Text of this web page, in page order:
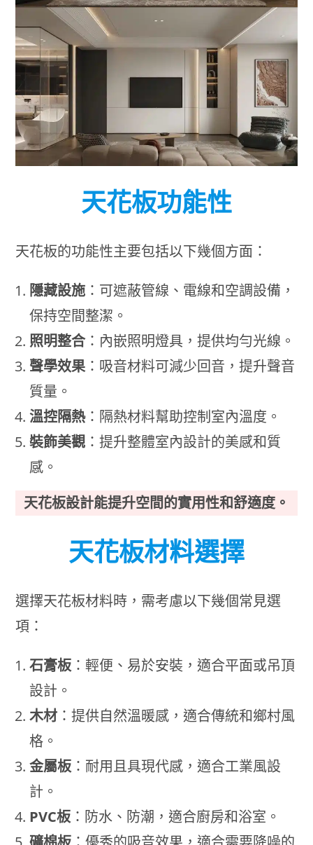
天花板功能性
天花板的功能性主要包括以下幾個方面：
隱藏設施 ：可遮蔽管線、電線和空調設備，
保持空間整潔。
照明整合 ：內嵌照明燈具，提供均勻光線。
聲學效果 ：吸音材料可減少回音，提升聲音
質量。
溫控隔熱：隔熱材料幫助控制室內溫度。
裝飾美觀 ：提升整體室內設計的美感和質
感。
天花板設計能提升空間的實用性和舒適度。
天花板材料選擇
選擇天花板材料時，需考慮以下幾個常見選
項：
石膏板：輕便、易於安裝，適合平面或吊頂
設計。
木材 ：提供自然溫暖感，適合傳統和鄉村風
格。
金屬板：耐用且具現代感，適合工業風設
計。
PVC板：防水、防潮，適合廚房和浴室。